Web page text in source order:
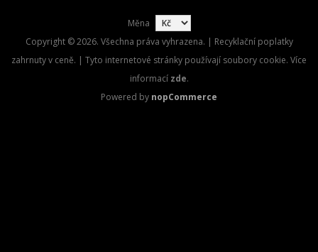
Měna
Copyright © 2026. Všechna práva vyhrazena. | Recyklační poplatky
zahrnuty v ceně. | Tyto internetové stránky používají soubory cookie. Více
informací zde.
Powered by nopCommerce